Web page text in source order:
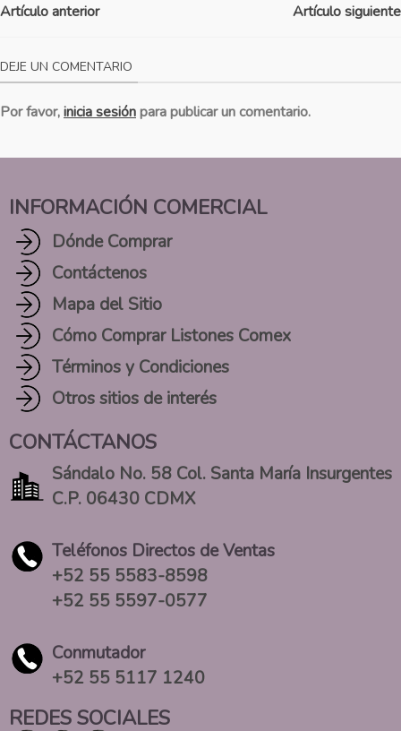
Artículo anterior
Artículo siguiente
DEJE UN COMENTARIO
Por favor,inicia sesiónpara publicar un comentario.
INFORMACIÓN COMERCIAL
Dónde Comprar
Contáctenos
Mapa del Sitio
Cómo Comprar Listones Comex
Términos y Condiciones
Otros sitios de interés
CONTÁCTANOS
Sándalo No. 58 Col. Santa María Insurgentes
C.P. 06430 CDMX
Teléfonos Directos de Ventas
+52 55 5583-8598
+52 55 5597-0577
Conmutador
+52 55 5117 1240
REDES SOCIALES